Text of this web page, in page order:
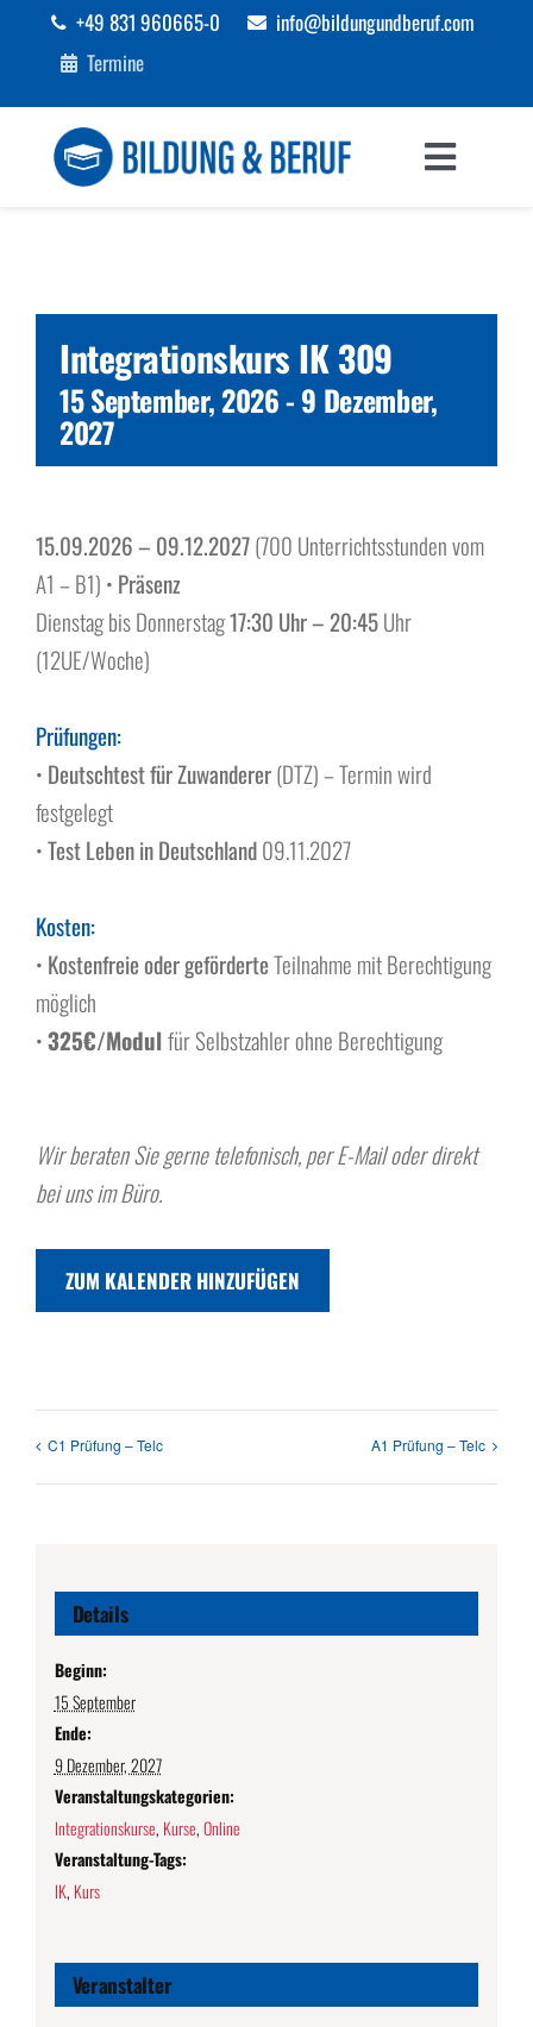
+49 831 960665-0
info@bildungundberuf.com
Termine
Toggle
Bildung
Beruf
Förderungen
Über uns
Integrationskurs IK 309
15 September, 2026-9 Dezember,
2027
15.09.2026 – 09.12.2027(700 Unterrichtsstunden vom
A1 – B1) • Präsenz
Dienstag bis Donnerstag17:30 Uhr – 20:45Uhr
(12UE/Woche)
Prüfungen:
• Deutschtest für Zuwanderer(DTZ) – Termin wird
festgelegt
•Test Leben in Deutschland09.11.2027
Kosten:
• Kostenfreie odergeförderteTeilnahme mit Berechtigung
möglich
•325€/Modulfür Selbstzahler ohne Berechtigung
Wir beraten Sie gerne telefonisch, per E-Mail oder direkt
bei uns im Büro.
ZUM KALENDER HINZUFÜGEN
C1 Prüfung – Telc A1 Prüfung – Telc
Details
Beginn:
15 September
Ende:
9 Dezember, 2027
Veranstaltungskategorien:
Integrationskurse, Kurse,Online
Veranstaltung-Tags:
IK, Kurs
Veranstalter